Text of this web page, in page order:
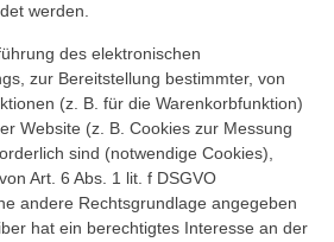
werden.
des elektronischen
zur Bereitstellung bestimmter, von
(z. B. für die Warenkorbfunktion)
Website (z. B. Cookies zur Messung
sind (notwendige Cookies),
Art. 6 Abs. 1 lit. f DSGVO
andere Rechtsgrundlage angegeben
hat ein berechtigtes Interesse an der